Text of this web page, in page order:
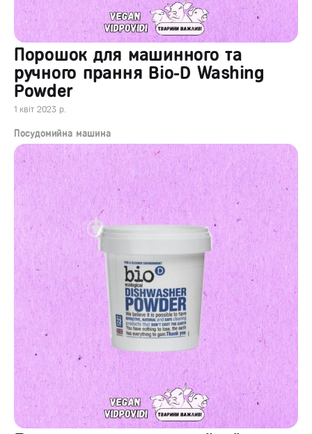
Порошок для машинного та
ручного прання Bio-D Washing
Powder
1 квіт 2023 р.
Посудомийна машина